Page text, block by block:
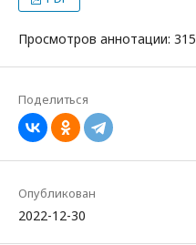
Просмотров аннотации: 315
Поделиться
Опубликован
2022-12-30